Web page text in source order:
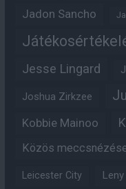
Jadon Sancho
Jesse Lingard
Joshua Zirkzee
Kobbie Mainoo
Közös
Leicester City